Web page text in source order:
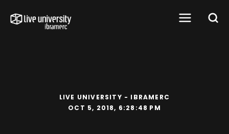
LIVE UNIVERSITY - IBRAMERC
OCT 5, 2018, 6:28:48 PM